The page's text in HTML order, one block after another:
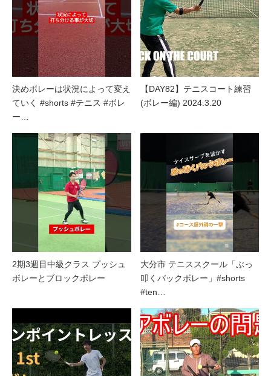
決めボレーは状況によって変え
ていく #shorts #テニス #ボレ
ー…
【DAY82】テニスコート練習
(ボレー編) 2024.3.20
2期3週目中級クラス プッシュ
ボレーとブロックボレー
大分市 テニススクール「ぶっ
叩くバックボレー」#shorts
#ten…